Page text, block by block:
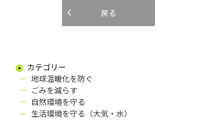
戻る
カテゴリー
地球温暖化を防ぐ
ごみを減らす
自然環境を守る
生活環境を守る（大気・水）